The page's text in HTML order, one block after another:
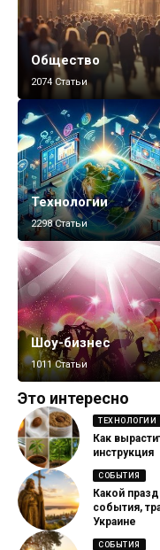
Общество
2074 Статьи
Технологии
2298 Статьи
Шоу-бизнес
1011 Статьи
Это интересно
ТЕХНОЛОГИИ
Как
инструкция
СОБЫТИЯ
Какой
события,
Украине
СОБЫТИЯ